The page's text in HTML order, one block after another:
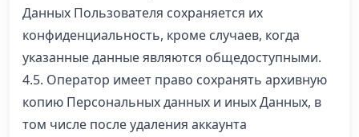
Данных Пользователя сохраняется их
конфиденциальность, кроме случаев, когда
указанные данные являются общедоступными.
4.5. Оператор имеет право сохранять архивную
копию Персональных данных и иных Данных, в
том числе после удаления аккаунта